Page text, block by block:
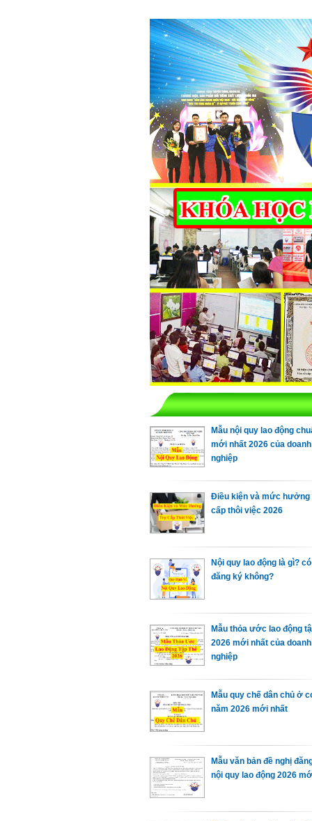
Mẫu nội quy lao động
mới nhất 2026 của doanh
nghiệp
Điều kiện và mức
cấp thôi việc 2026
Nội quy lao động là gì?
đăng ký không?
Mẫu thỏa ước lao động
2026 mới nhất của doanh
nghiệp
Mẫu quy chế dân chủ ở
năm 2026 mới nhất
Mẫu văn bản đề nghị
nội quy lao động 2026